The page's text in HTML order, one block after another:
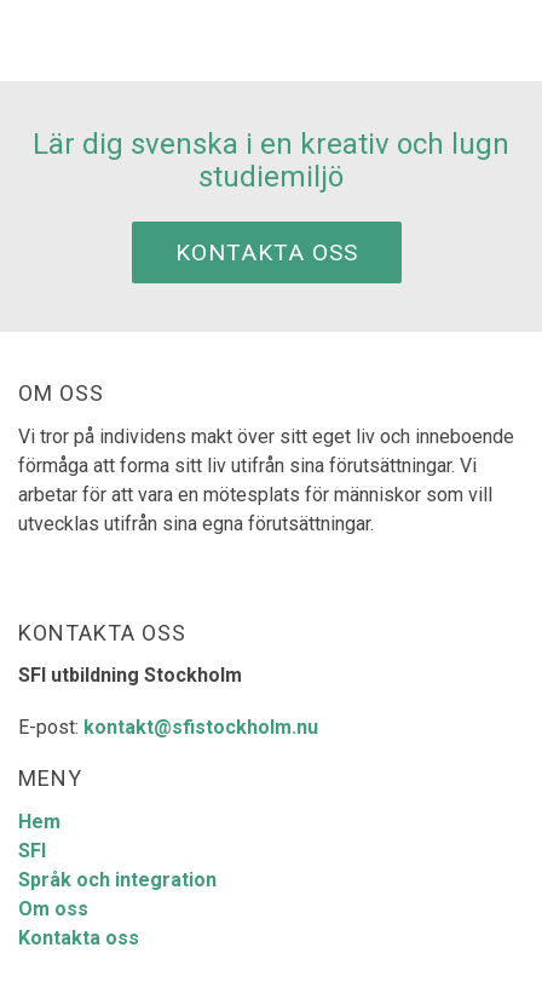
Lär dig svenska i en kreativ och lugn
studiemiljö
KONTAKTA OSS
OM OSS
Vi tror på individens makt över sitt eget liv och inneboende
förmåga att forma sitt liv utifrån sina förutsättningar. Vi
arbetar för att vara en mötesplats för människor som vill
utvecklas utifrån sina egna förutsättningar.
KONTAKTA OSS
SFI utbildning Stockholm
E-post: kontakt@sfistockholm.nu
MENY
Hem
SFI
Språk och integration
Om oss
Kontakta oss